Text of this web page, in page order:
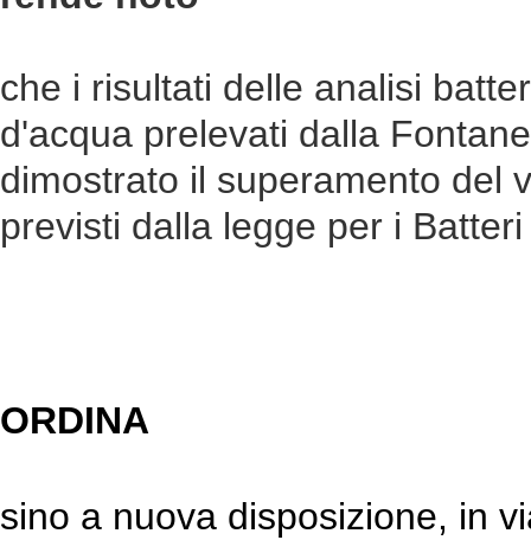
che i risultati delle analisi
d'acqua prelevati dalla
dimostrato il superamento del
previsti dalla legge per i
ORDINA
sino a nuova disposizione, in